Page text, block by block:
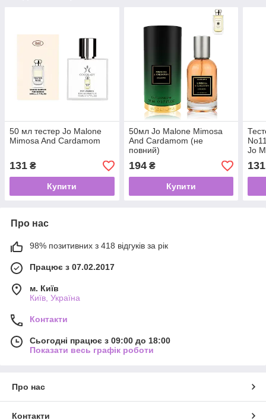
50 мл тестер Jo Malone
Mimosa And Cardamom
131 ₴
Купити
50мл Jo Malone Mimosa
And Cardamom (не
повний)
194₴
Купити
Jo
Bay)
131
Про нас
98% позитивних з 418 відгуків за рік
Працює з 07.02.2017
м. Київ
Київ, Україна
Контакти
Сьогодні працює з 09:00 до 18:00
Показати весь графік роботи
Про нас
Контакти